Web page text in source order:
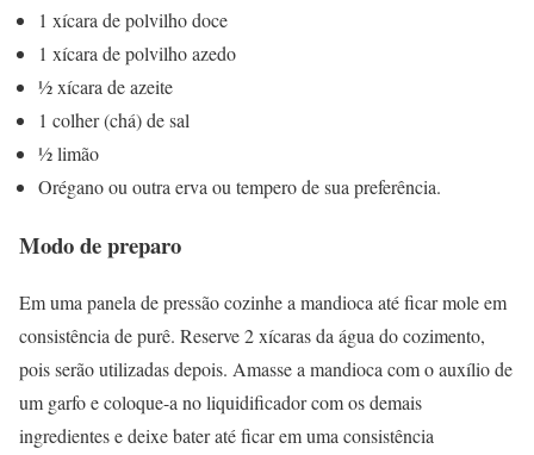
1 xícara de polvilho doce
1 xícara de polvilho azedo
½ xícara de azeite
1 colher (chá) de sal
½ limão
Orégano ou outra erva ou tempero de sua preferência.
Modo de preparo
Em uma panela de pressão cozinhe a mandioca até ficar mole em
consistência de purê. Reserve 2 xícaras da água do cozimento,
pois serão utilizadas depois. Amasse a mandioca com o auxílio de
um garfo e coloque-a no liquidificador com os demais
ingredientes e deixe bater até ficar em uma consistência